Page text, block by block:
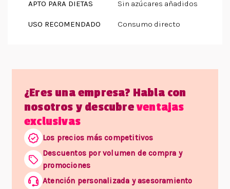
APTO PARA DIETAS Sin azúcares añadidos
USO RECOMENDADO Consumo directo
¿Eres una empresa? Habla con
nosotros y descubreventajas
exclusivas
Los precios más competitivos
Descuentos por volumen de compra y
promociones
Atención personalizada y asesoramiento